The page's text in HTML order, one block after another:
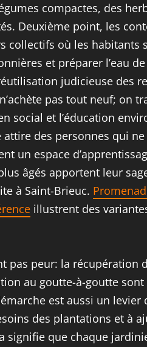
compactes, des
Deuxième point, les
collectifs où les
et préparer l’eau
judicieuse des
pas tout neuf; on
social et l’éducation
des personnes qui
un espace
âgés apportent leur
à Saint-Brieuc.
illustrent des
pas peur: la récupération
au goutte-à-goutte
est aussi un
des plantations et à
signifie que chaque